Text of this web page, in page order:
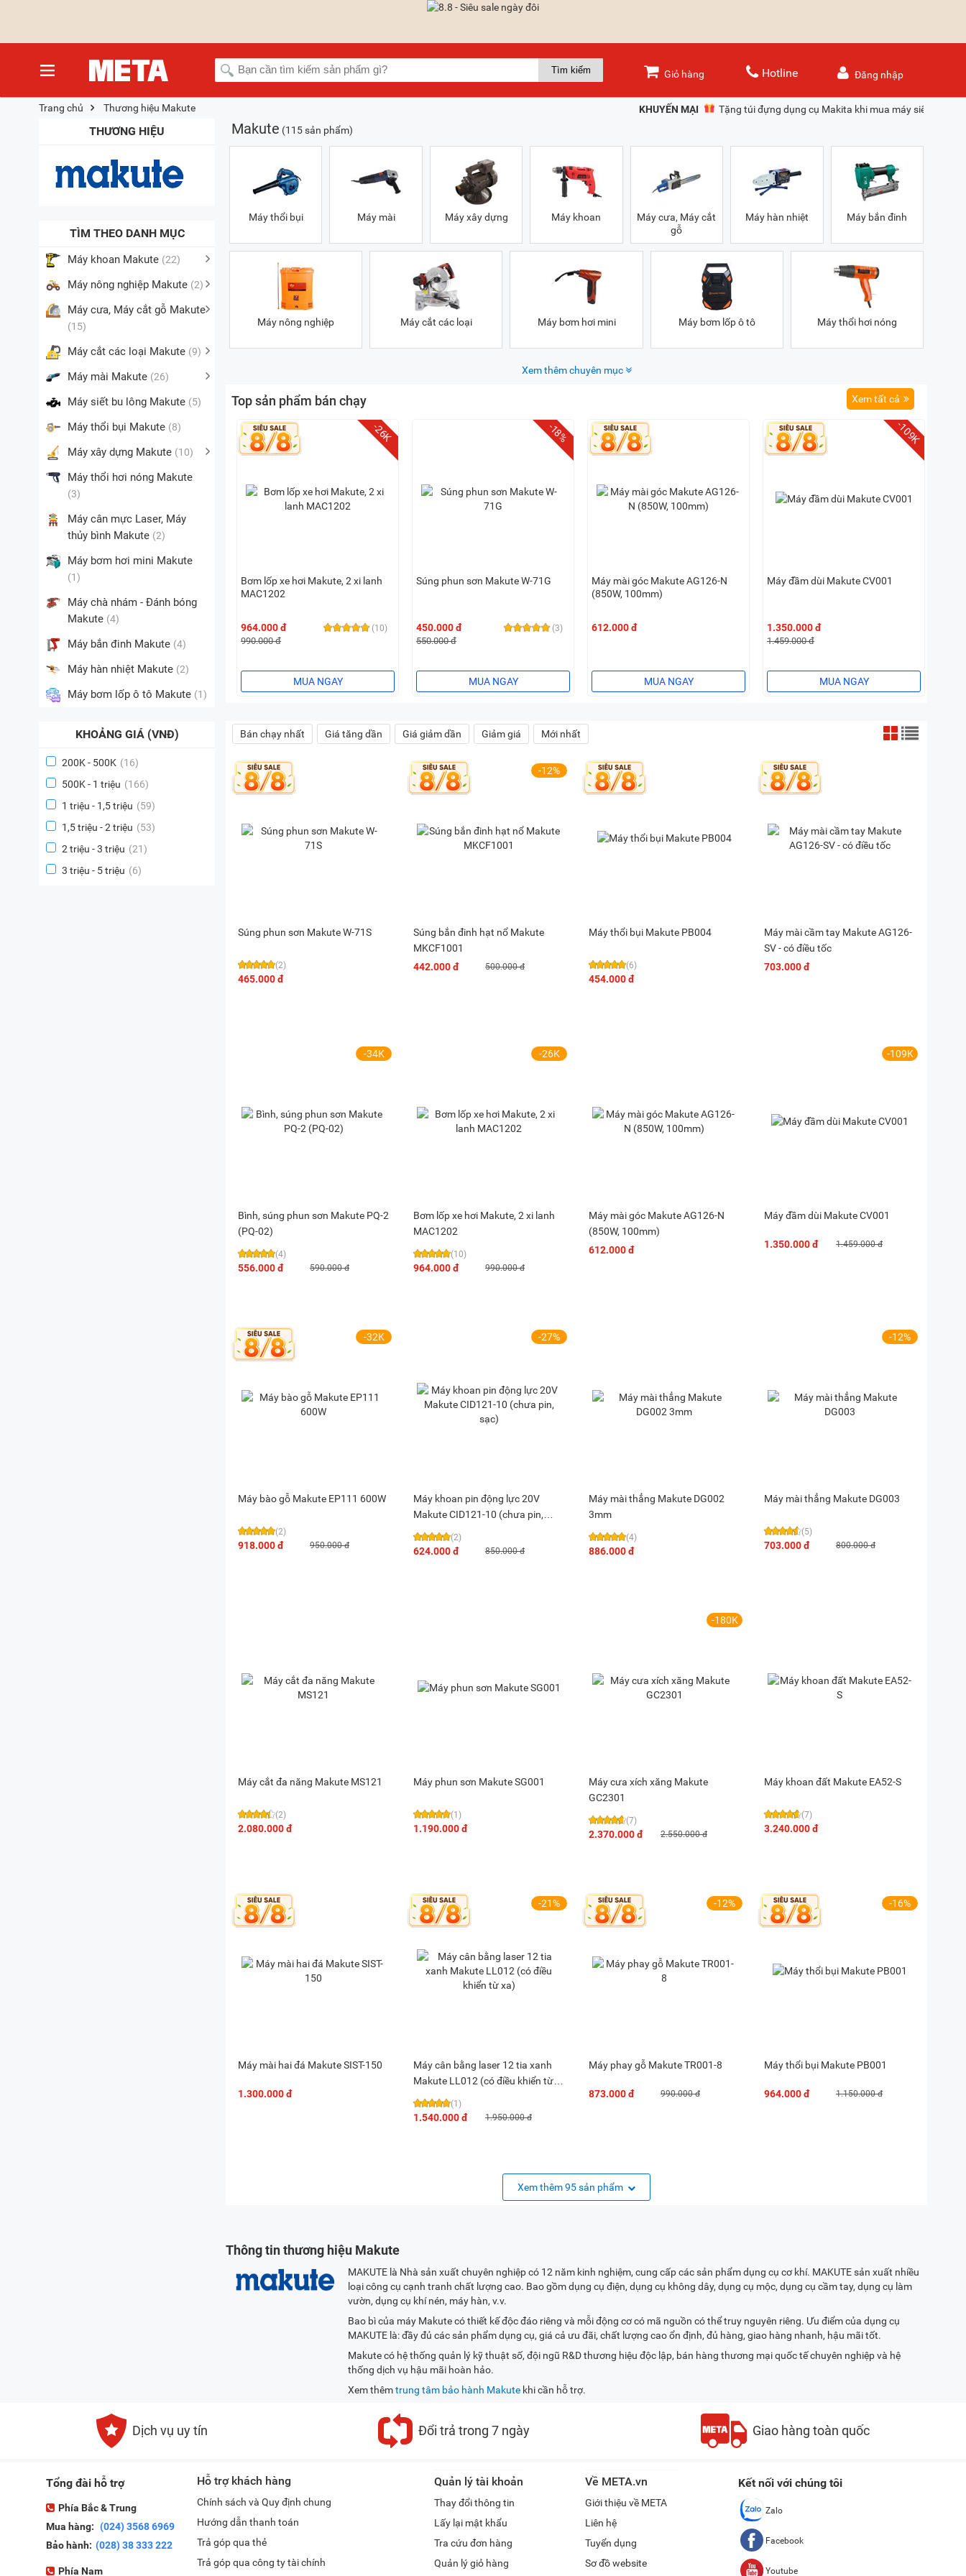
Đăng nhập
Giỏ hàng Hotline
KHUYẾN MẠI Tặng túi đựng dụng cụ Makita khi mua máy siết bu lông
Trang chủ Thương hiệu Makute
THƯƠNG HIỆU
TÌM THEO DANH MỤC
Máy khoan Makute (22)
Máy nông nghiệp Makute (2)
Máy cưa, Máy cắt gỗ Makute
(15)
Máy cắt các loại Makute (9)
Máy mài Makute (26)
Máy siết bu lông Makute (5)
Máy thổi bụi Makute (8)
Máy xây dựng Makute (10)
Máy thổi hơi nóng Makute
(3)
Máy cân mực Laser, Máy
thủy bình Makute (2)
Máy bơm hơi mini Makute
(1)
Máy chà nhám - Đánh bóng
Makute (4)
Máy bắn đinh Makute (4)
Máy hàn nhiệt Makute (2)
Máy bơm lốp ô tô Makute (1)
KHOẢNG GIÁ (VNĐ)
200K - 500K (16)
500K - 1 triệu (166)
1 triệu - 1,5 triệu (59)
1,5 triệu - 2 triệu (53)
2 triệu - 3 triệu (21)
3 triệu - 5 triệu (6)
Makute (115 sản phẩm)
Máy thổi bụi Máy mài Máy xây dựng Máy khoan
Máy cưa, Máy cắt
gỗ
Máy hàn nhiệt Máy bắn đinh
Máy nông nghiệp Máy cắt các loại Máy bơm hơi mini Máy bơm lốp ô tô Máy thổi hơi nóng
Xem thêm chuyên mục
Top sản phẩm bán chạy Xem tất cả
-26K
Bơm lốp xe hơi Makute, 2 xi lanh
MAC1202
(10)
964.000 đ
990.000 đ
MUA NGAY
-18%
Súng phun sơn Makute W-71G
(3)
450.000 đ
550.000 đ
MUA NGAY
Máy mài góc Makute AG126-N
(850W, 100mm)
612.000 đ
MUA NGAY
-109K
Máy đầm dùi Makute CV001
1.350.000 đ
1.459.000 đ
MUA NGAY
Bán chạy nhất Giá tăng dần Giá giảm dần Giảm giá Mới nhất
Súng phun sơn Makute W-71S
(2)
465.000 đ
-12%
Súng bắn đinh hạt nổ Makute
MKCF1001
442.000 đ
500.000 đ
Máy thổi bụi Makute PB004
(6)
454.000 đ
Máy mài cầm tay Makute AG126-
SV - có điều tốc
703.000 đ
-34K
Bình, súng phun sơn Makute PQ-2
(PQ-02)
(4)
556.000 đ 590.000 đ
-26K
Bơm lốp xe hơi Makute, 2 xi lanh
MAC1202
(10)
964.000 đ 990.000 đ
Máy mài góc Makute AG126-N
(850W, 100mm)
612.000 đ
-109K
Máy đầm dùi Makute CV001
1.350.000 đ 1.459.000 đ
-32K
Máy bào gỗ Makute EP111 600W
(2)
918.000 đ 950.000 đ
-27%
Máy khoan pin động lực 20V
Makute CID121-10 (chưa pin,
sạc)
(2)
624.000 đ 850.000 đ
Máy mài thẳng Makute DG002
3mm
(4)
886.000 đ
-12%
Máy mài thẳng Makute DG003
(5)
703.000 đ 800.000 đ
Máy cắt đa năng Makute MS121
(2)
2.080.000 đ
Máy phun sơn Makute SG001
(1)
1.190.000 đ
-180K
Máy cưa xích xăng Makute
GC2301
(7)
2.370.000 đ 2.550.000 đ
Máy khoan đất Makute EA52-S
(7)
3.240.000 đ
Máy mài hai đá Makute SIST-150
1.300.000 đ
-21%
Máy cân bằng laser 12 tia xanh
Makute LL012 (có điều khiển từ
xa)
(1)
1.540.000 đ 1.950.000 đ
-12%
Máy phay gỗ Makute TR001-8
873.000 đ 990.000 đ
-16%
Máy thổi bụi Makute PB001
964.000 đ 1.150.000 đ
Xem thêm 95 sản phẩm
Thông tin thương hiệu Makute
MAKUTE là Nhà sản xuất chuyên nghiệp có 12 năm kinh nghiệm, cung cấp các sản phẩm dụng cụ cơ khí. MAKUTE sản xuất nhiều
loại công cụ cạnh tranh chất lượng cao. Bao gồm dụng cụ điện, dụng cụ không dây, dụng cụ mộc, dụng cụ cầm tay, dụng cụ làm
vườn, dụng cụ khí nén, máy hàn, v.v.
Bao bì của máy Makute có thiết kế độc đáo riêng và mỗi động cơ có mã nguồn có thể truy nguyên riêng. Ưu điểm của dụng cụ
MAKUTE là: đầy đủ các sản phẩm dụng cụ, giá cả ưu đãi, chất lượng cao ổn định, đủ hàng, giao hàng nhanh, hậu mãi tốt.
Makute có hệ thống quản lý kỹ thuật số, đội ngũ R&D thương hiệu độc lập, bán hàng thương mại quốc tế chuyên nghiệp và hệ
thống dịch vụ hậu mãi hoàn hảo.
Xem thêmtrung tâm bảo hành Makute khi cần hỗ trợ.
Dịch vụ uy tín Đổi trả trong 7 ngày Giao hàng toàn quốc
Tổng đài hỗ trợ
Phía Bắc & Trung
Mua hàng: (024) 3568 6969
Bảo hành: (028) 38 333 222
Phía Nam
Kết nối với chúng tôi
Zalo
Facebook
Youtube
Hỗ trợ khách hàng
Chính sách và Quy định chung
Hướng dẫn thanh toán
Trả góp qua thẻ
Trả góp qua công ty tài chính
Quản lý tài khoản
Thay đổi thông tin
Lấy lại mật khẩu
Tra cứu đơn hàng
Quản lý giỏ hàng
Về META.vn
Giới thiệu về META
Liên hệ
Tuyển dụng
Sơ đồ website